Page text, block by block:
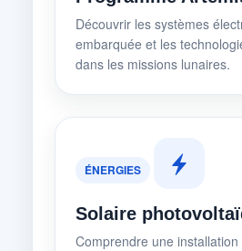
Découvrir les systèmes
embarquée et les
dans les missions lunaires.
ÉNERGIES
Solaire
Comprendre une